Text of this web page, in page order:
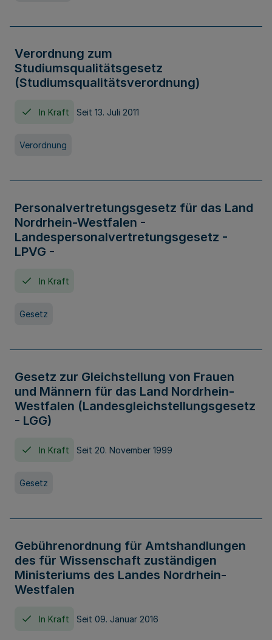
Verordnung zum
Studiumsqualitätsgesetz
(Studiumsqualitätsverordnung)
In Kraft Seit 13. Juli 2011
Verordnung
Personalvertretungsgesetz für das Land
Nordrhein-Westfalen -
Landespersonalvertretungsgesetz -
LPVG -
In Kraft
Gesetz
Gesetz zur Gleichstellung von Frauen
und Männern für das Land Nordrhein-
Westfalen (Landesgleichstellungsgesetz
- LGG)
In Kraft Seit 20. November 1999
Gesetz
Gebührenordnung für Amtshandlungen
des für Wissenschaft zuständigen
Ministeriums des Landes Nordrhein-
Westfalen
In Kraft Seit 09. Januar 2016